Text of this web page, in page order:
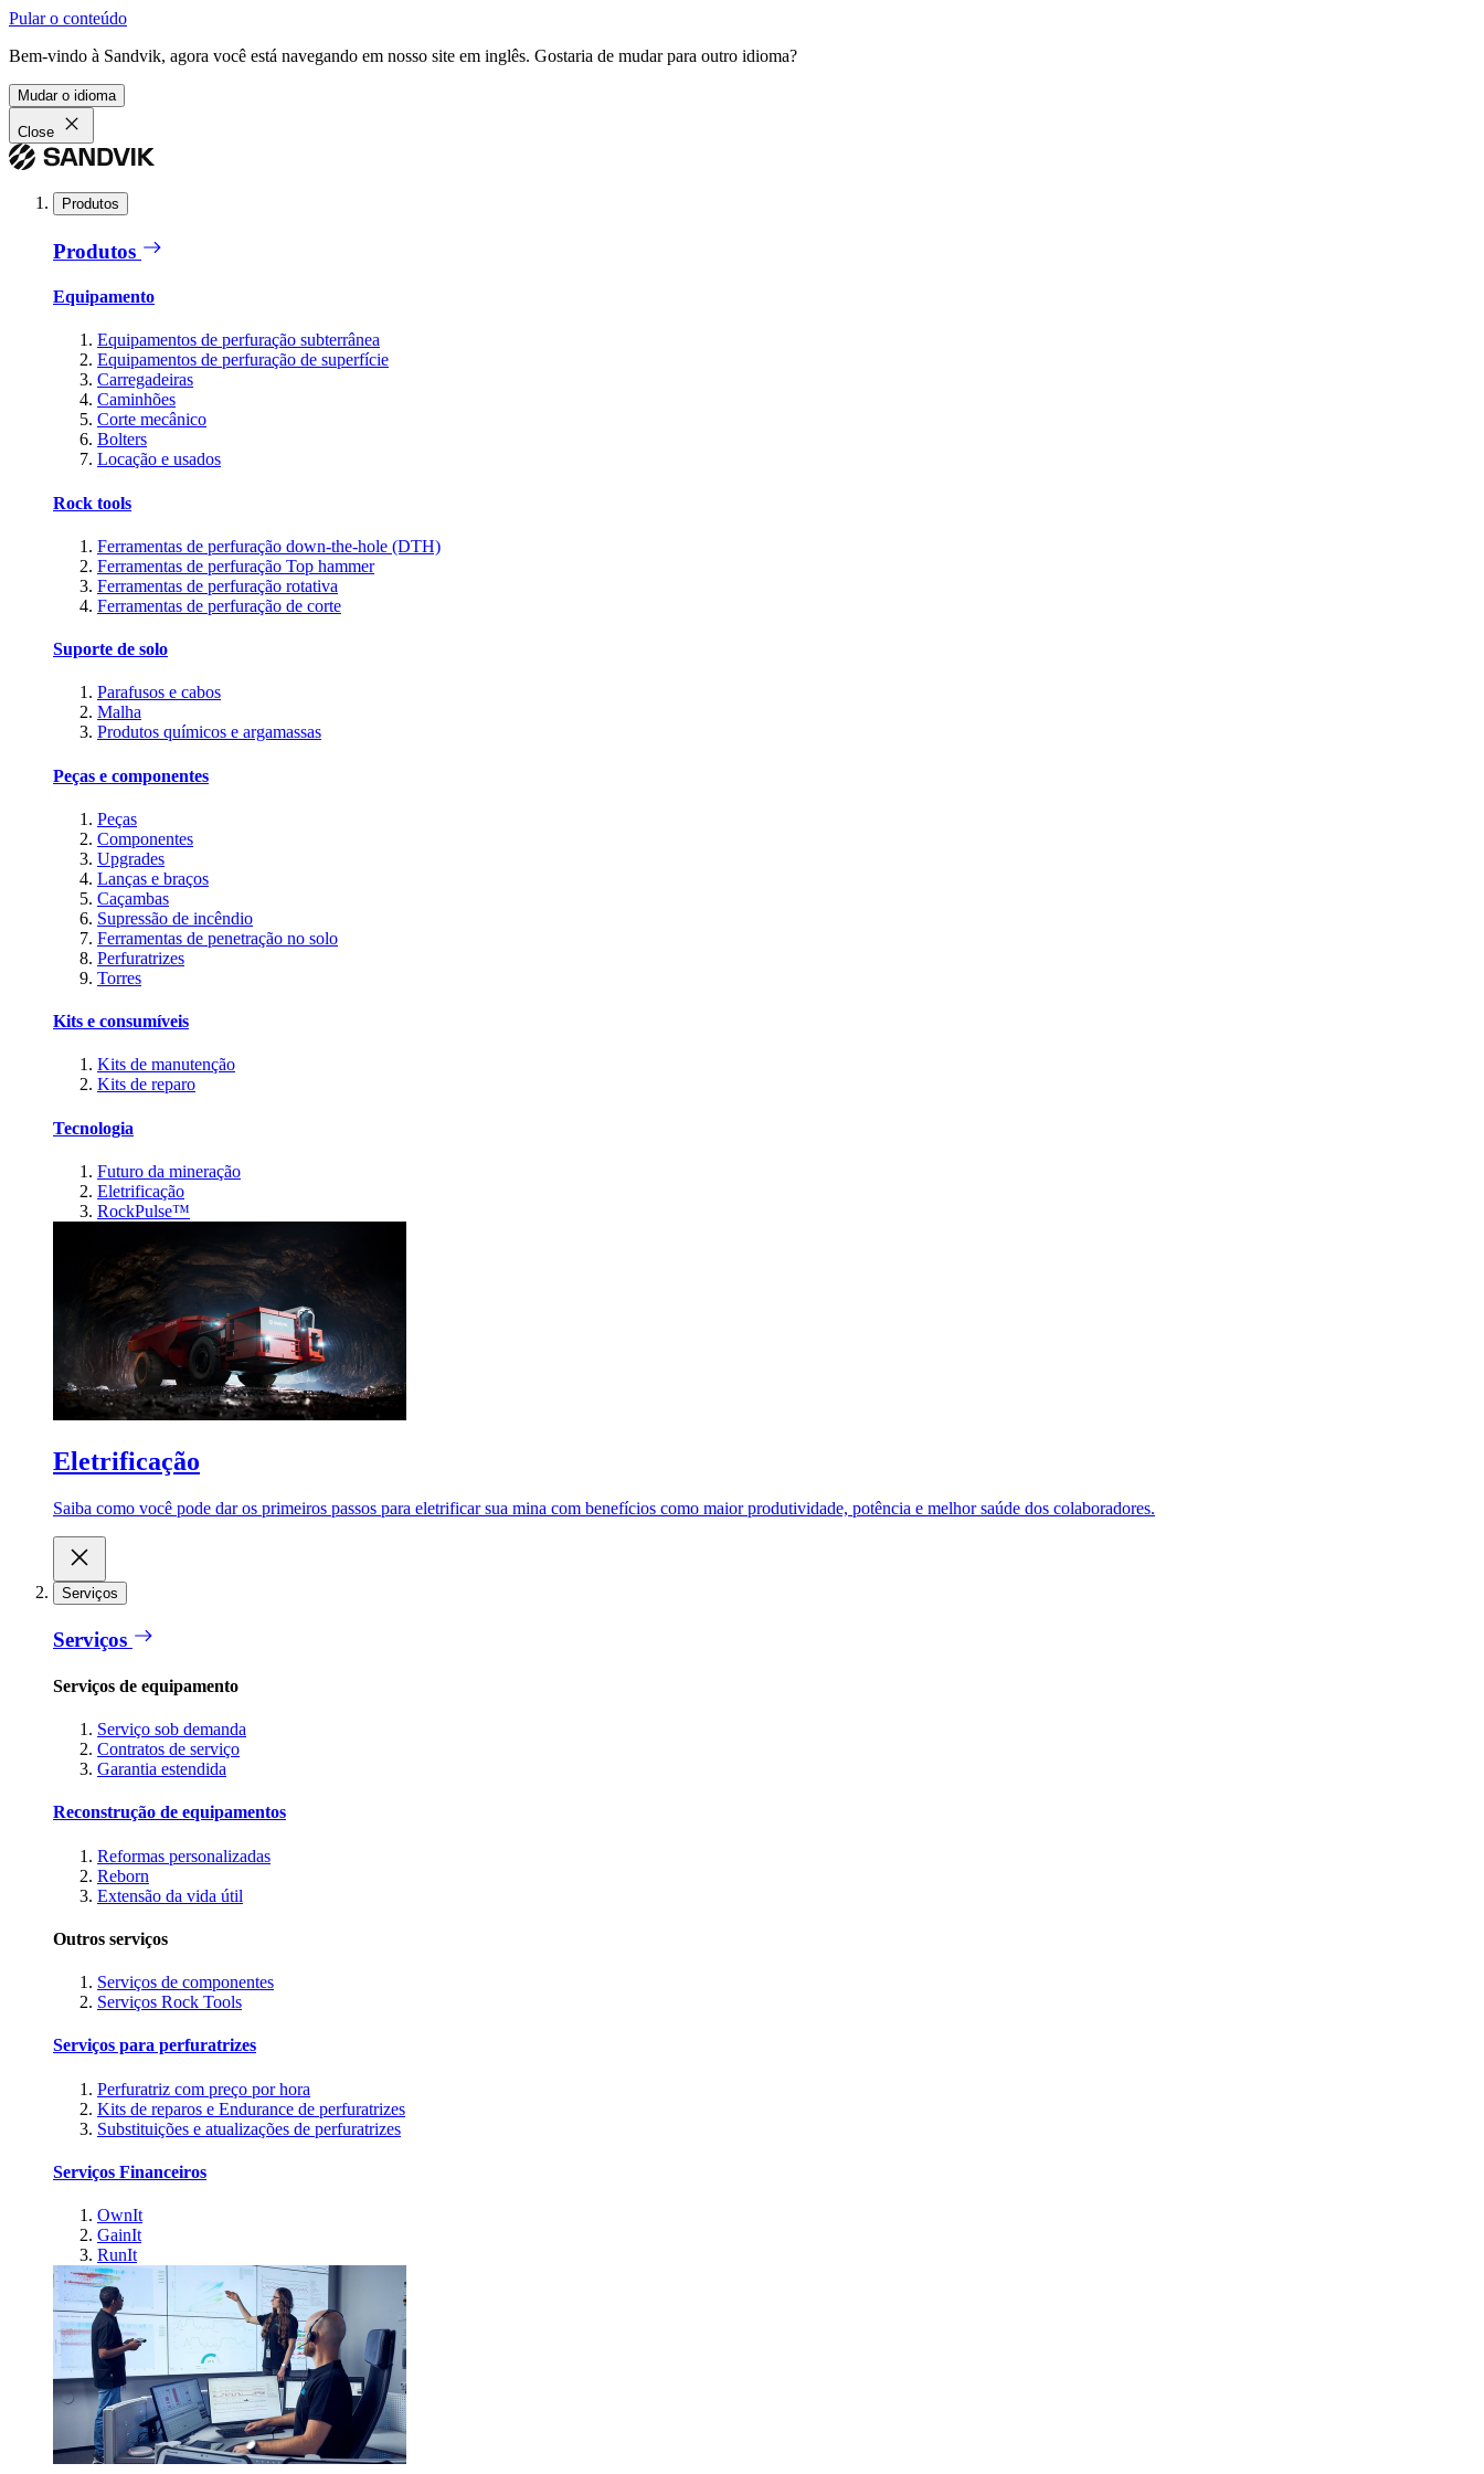
Pular o conteúdo
Bem-vindo à Sandvik, agora você está navegando em nosso site em inglês. Gostaria de mudar para outro idioma?
Mudar o idioma
Close
Produtos
Produtos
Equipamento
Equipamentos de perfuração subterrânea
Equipamentos de perfuração de superfície
Carregadeiras
Caminhões
Corte mecânico
Bolters
Locação e usados
Rock tools
Ferramentas de perfuração down-the-hole (DTH)
Ferramentas de perfuração Top hammer
Ferramentas de perfuração rotativa
Ferramentas de perfuração de corte
Suporte de solo
Parafusos e cabos
Malha
Produtos químicos e argamassas
Peças e componentes
Peças
Componentes
Upgrades
Lanças e braços
Caçambas
Supressão de incêndio
Ferramentas de penetração no solo
Perfuratrizes
Torres
Kits e consumíveis
Kits de manutenção
Kits de reparo
Tecnologia
Futuro da mineração
Eletrificação
RockPulse™
Eletrificação
Saiba como você pode dar os primeiros passos para eletrificar sua mina com benefícios como maior produtividade, potência e melhor saúde dos colaboradores.
Serviços
Serviços
Serviços de equipamento
Serviço sob demanda
Contratos de serviço
Garantia estendida
Reconstrução de equipamentos
Reformas personalizadas
Reborn
Extensão da vida útil
Outros serviços
Serviços de componentes
Serviços Rock Tools
Serviços para perfuratrizes
Perfuratriz com preço por hora
Kits de reparos e Endurance de perfuratrizes
Substituições e atualizações de perfuratrizes
Serviços Financeiros
OwnIt
GainIt
RunIt